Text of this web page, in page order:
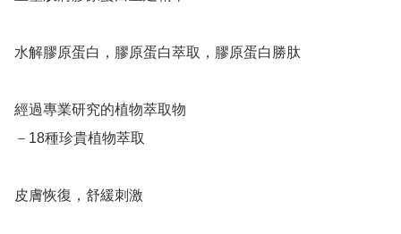
水解膠原蛋白，膠原蛋白萃取，膠原蛋白勝肽
經過專業研究的植物萃取物
－18種珍貴植物萃取
皮膚恢復，舒緩刺激